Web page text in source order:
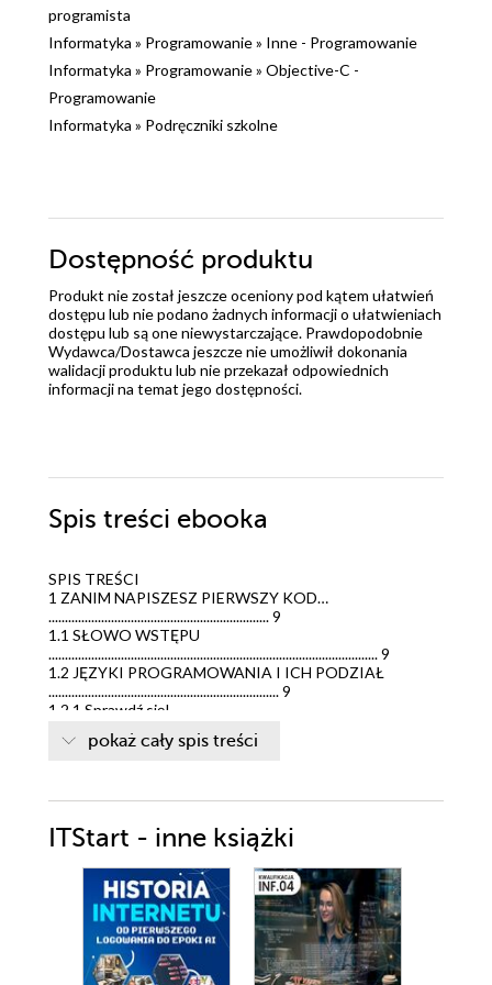
programista
Informatyka » Programowanie» Inne - Programowanie
Informatyka » Programowanie» Objective-C -
Programowanie
Informatyka » Podręczniki szkolne
Dostępność produktu
Produkt nie został jeszcze oceniony pod kątem ułatwień
dostępu lub nie podano żadnych informacji o ułatwieniach
dostępu lub są one niewystarczające. Prawdopodobnie
Wydawca/Dostawca jeszcze nie umożliwił dokonania
walidacji produktu lub nie przekazał odpowiednich
informacji na temat jego dostępności.
Spis treści ebooka
SPIS TREŚCI
1 ZANIM NAPISZESZ PIERWSZY KOD…
................................................................... 9
1.1 SŁOWO WSTĘPU
.................................................................................................... 9
1.2 JĘZYKI PROGRAMOWANIA I ICH PODZIAŁ
...................................................................... 9
1.2.1 Sprawdź się!
1.3 ŚRODOWISKA DEVELOPERSKIE
........................................................................................................ 15
............................................................................................ 16
............................................................................. 17
1.4.1 System Windows 11
................................................................................ 17
1.4.2 System MacOS
......................................................................................... 22
1.4.3 System Ubuntu
pokaż cały spis treści
ITStart - inne książki